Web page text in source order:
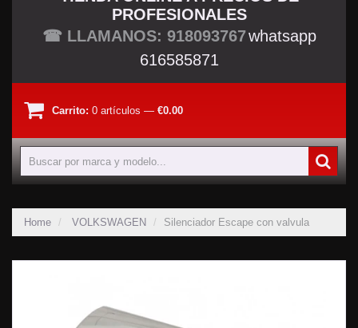
TU TIENDA TUNING
PROFESIONALES
☎ LLAMANOS: 918093767whatsapp
616585871
Carrito: 0 artículos — €0.00
Home VOLKSWAGEN Silenciador Escape con valvula